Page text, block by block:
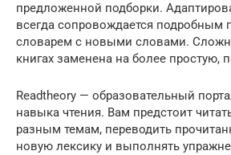
предложенной подборки.
всегда сопровождается подробным
словарем с новыми словами.
книгах заменена на более простую,
Readtheory — образовательный
навыка чтения. Вам предстоит
разным темам, переводить
новую лексику и выполнять